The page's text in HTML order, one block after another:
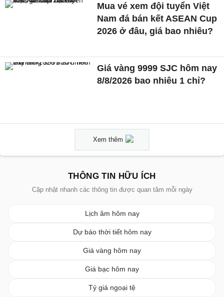
Mua vé xem đội tuyển Việt
Nam đá bán kết ASEAN Cup
2026 ở đâu, giá bao nhiêu?
Giá vàng 9999 SJC hôm nay
8/8/2026 bao nhiêu 1 chỉ?
Xem thêm
THÔNG TIN HỮU ÍCH
Cập nhật nhanh các thông tin được quan tâm mỗi ngày
Lịch âm hôm nay
Dự báo thời tiết hôm nay
Giá vàng hôm nay
Giá bạc hôm nay
Tỷ giá ngoại tệ